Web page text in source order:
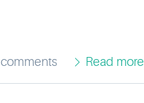
comments Read more